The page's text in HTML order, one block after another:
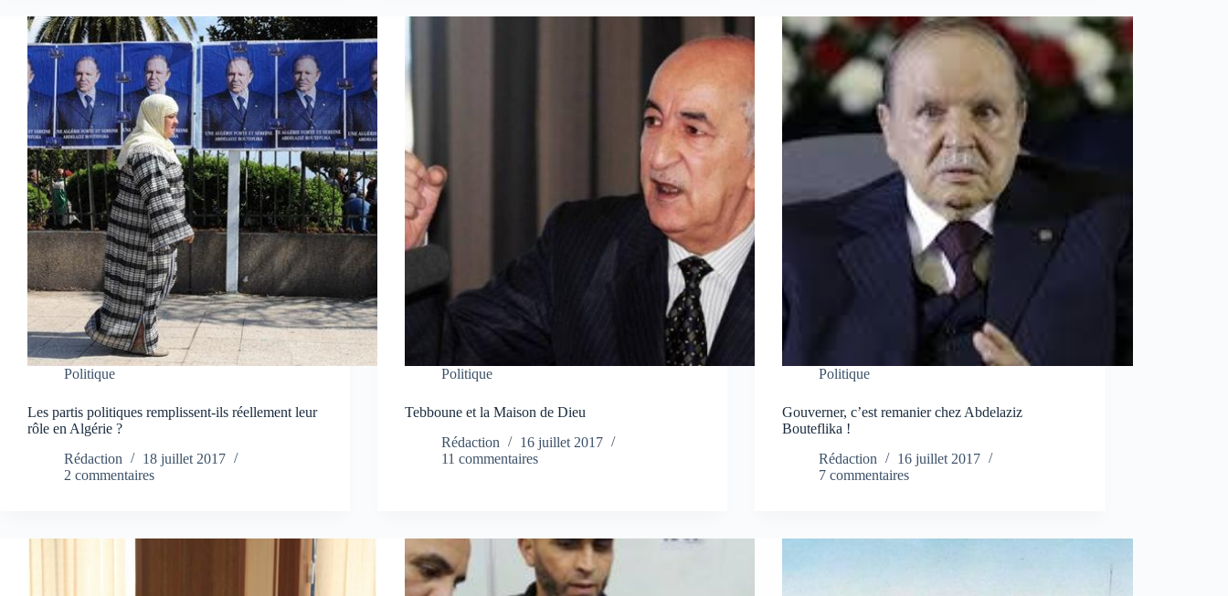
Politique
Les partis politiques remplissent-ils réellement leur
rôle en Algérie ?
Rédaction
18 juillet 2017
2 commentaires
Politique
Tebboune et la Maison de Dieu
Rédaction
16 juillet 2017
11 commentaires
Politique
Gouverner, c’est remanier chez Abdelaziz
Bouteflika !
Rédaction
16 juillet 2017
7 commentaires